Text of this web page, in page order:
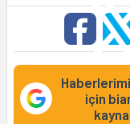
için